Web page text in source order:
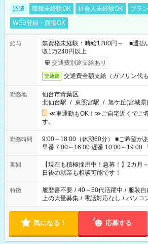
派遣 職種未経験OK 社会人未経験OK
ブラ
WEB登録・面接OK
給与
無資格未経験：時給1280円～ ■週
収1万240円以上
交通費別途支給あり
交通費 交通費全額支給（ガソリン代も
勤務地
仙台市青葉区
北仙台駅 / 東照宮駅 / 旭ケ丘(宮城県
≪車通勤もOK！≫ご自宅近くでご
す。
勤務時間
9:00～18:00（休憩60分） ■ご希望があれば下記シフトもOK！
早番 7:00～16:00 遅番 10:00～19:00 「家族と休みを合わせた
い」 「余裕を持って夕飯の準備がし
たくない」 など、ご希望を教えてくださいね。
の方へ 今ご覧のお仕事で希望する勤
の勤務時間。 合計で週40時間を超え
期間
【現在も積極採用中！急募！】2カ
日後の就業も相談可能です！
特徴 履歴書不要 / 40～50代活躍中 / 服装自
上の大量募集 / 電話対応なし / パソコ
気になる！ 応募する